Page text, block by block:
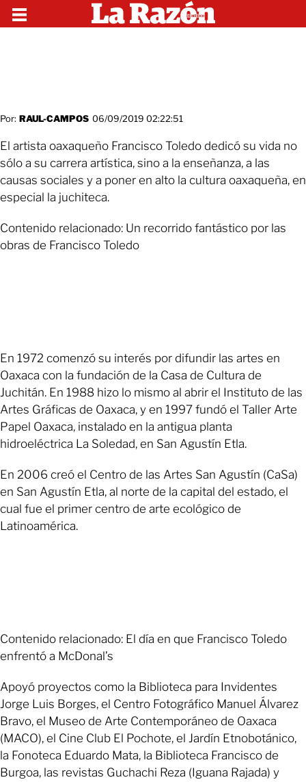
Por: RAUL-CAMPOS 06/09/2019 02:22:51
El artista oaxaqueño Francisco Toledo dedicó su vida no
sólo a su carrera artística, sino a la enseñanza, a las
causas sociales y a poner en alto la cultura oaxaqueña, en
especial la juchiteca.
Contenido relacionado: Un recorrido fantástico por las
obras de Francisco Toledo
En 1972 comenzó su interés por difundir las artes en
Oaxaca con la fundación de la Casa de Cultura de
Juchitán. En 1988 hizo lo mismo al abrir el Instituto de las
Artes Gráficas de Oaxaca, y en 1997 fundó el Taller Arte
Papel Oaxaca, instalado en la antigua planta
hidroeléctrica La Soledad, en San Agustín Etla.
En 2006 creó el Centro de las Artes San Agustín (CaSa)
en San Agustín Etla, al norte de la capital del estado, el
cual fue el primer centro de arte ecológico de
Latinoamérica.
Contenido relacionado: El día en que Francisco Toledo
enfrentó a McDonal’s
Apoyó proyectos como la Biblioteca para Invidentes
Jorge Luis Borges, el Centro Fotográfico Manuel Álvarez
Bravo, el Museo de Arte Contemporáneo de Oaxaca
(MACO), el Cine Club El Pochote, el Jardín Etnobotánico,
la Fonoteca Eduardo Mata, la Biblioteca Francisco de
Burgoa, las revistas Guchachi Reza (Iguana Rajada) y